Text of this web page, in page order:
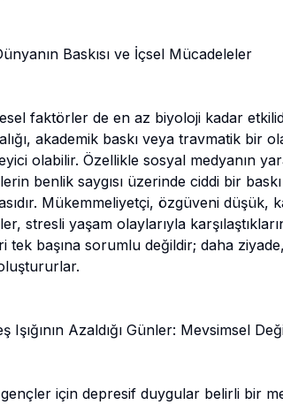
Baskısı ve İçsel Mücadeleler
faktörler de en az biyoloji kadar
akademik baskı veya travmatik bir
olabilir. Özellikle sosyal medyanın
benlik saygısı üzerinde ciddi bir
Mükemmeliyetçi, özgüveni düşük,
stresli yaşam olaylarıyla
tek başına sorumlu değildir; daha
Işığının Azaldığı Günler: Mevsimsel
gençler için depresif duygular belirli bir